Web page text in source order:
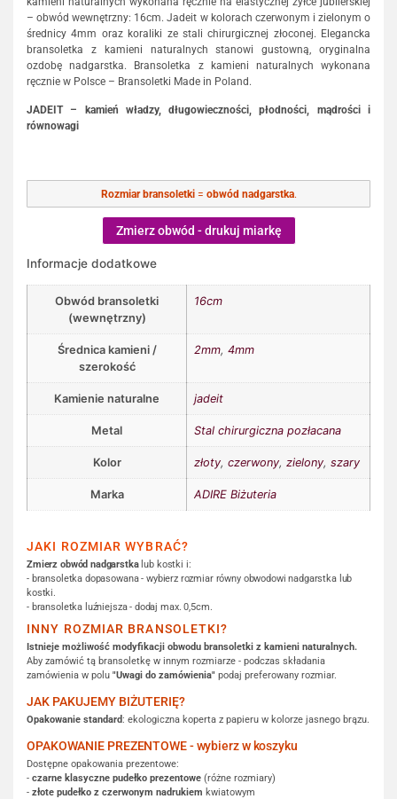
– obwód wewnętrzny: 16cm. Jadeit w kolorach czerwonym i zielonym o
średnicy 4mm oraz koraliki ze stali chirurgicznej złoconej. Elegancka
bransoletka z kamieni naturalnych stanowi gustowną, oryginalna
ozdobę nadgarstka. Bransoletka z kamieni naturalnych wykonana
ręcznie w Polsce – Bransoletki Made in Poland.
JADEIT – kamień władzy, długowieczności, płodności, mądrości i
równowagi
Rozmiar bransoletki= obwód nadgarstka.
Zmierz obwód - drukuj miarkę
Informacje dodatkowe
Obwód bransoletki
(wewnętrzny)
16cm
Średnica kamieni /
szerokość
2mm, 4mm
Kamienie naturalne jadeit
Metal Stal chirurgiczna pozłacana
Kolor złoty, czerwony, zielony, szary
Marka ADIRE Biżuteria
JAKI ROZMIAR WYBRAĆ?
Zmierz obwód nadgarstkalub kostki i:
- bransoletka dopasowana - wybierz rozmiar równy obwodowi nadgarstka lub
kostki.
- bransoletka luźniejsza - dodaj max. 0,5cm.
INNY ROZMIAR BRANSOLETKI?
Istnieje możliwość modyfikacji obwodu bransoletki z kamieni naturalnych.
Aby zamówić tą bransoletkę w innym rozmiarze - podczas składania
zamówienia w polu "Uwagi do zamówienia" podaj preferowany rozmiar.
JAK PAKUJEMY BIŻUTERIĘ?
Opakowanie standard: ekologiczna koperta z papieru w kolorze jasnego brązu.
OPAKOWANIE PREZENTOWE - wybierz w koszyku
Dostępne opakowania prezentowe:
- czarne klasyczne pudełko prezentowe (różne rozmiary)
- złote pudełko z czerwonym nadrukiem kwiatowym